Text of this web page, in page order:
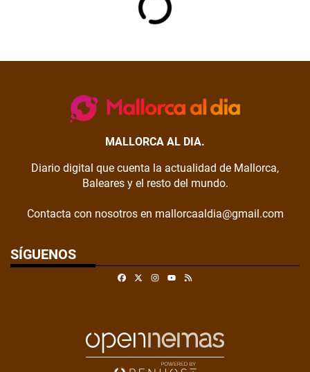
MALLORCA AL DIA.
Diario digital que cuenta la actualidad de Mallorca,
Baleares y el resto del mundo.
Contacta con nosotros en mallorcaaldia@gmail.com
SÍGUENOS
FacebookInstagram